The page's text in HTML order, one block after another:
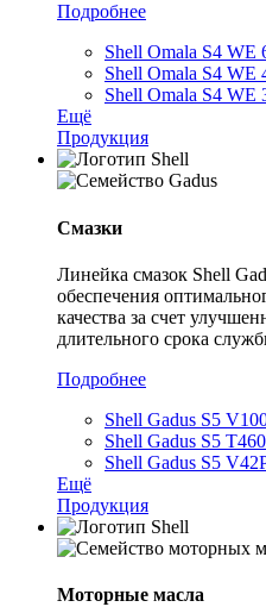
Подробнее
Shell Omala S4 WE
Shell Omala S4 WE
Shell Omala S4 WE
Ещё
Продукция
Смазки
Линейка смазок Shell
обеспечения
качества за счет
длительного срока
Подробнее
Shell Gadus S5
Shell Gadus S5
Shell Gadus S5
Ещё
Продукция
Моторные масла